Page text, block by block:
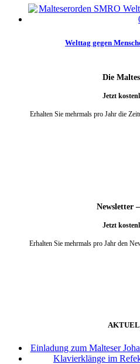
Welttag gegen
Die
Jetzt
Erhalten Sie mehrmals pro Jahr die
Newsletter
Jetzt
Erhalten Sie mehrmals pro Jahr den
Einladung zum Malteser
Klavierklänge im